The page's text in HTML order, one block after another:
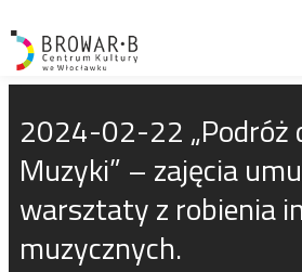
2024-02-22 „Podróż
Muzyki” – zajęcia
warsztaty z robienia
muzycznych.